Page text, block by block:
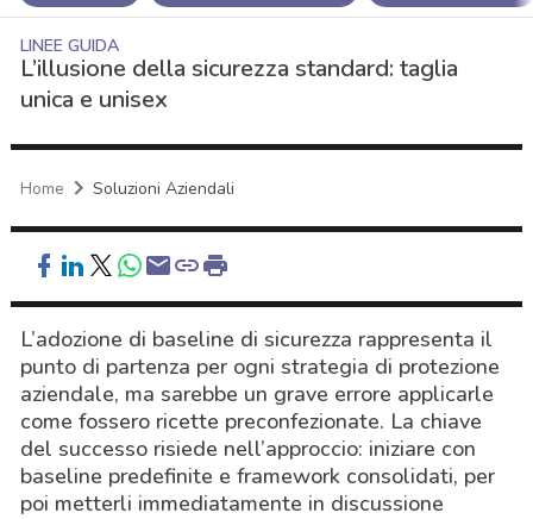
LINEE GUIDA
L’illusione della sicurezza standard: taglia
unica e unisex
Home Soluzioni Aziendali
L’adozione di baseline di sicurezza rappresenta il
punto di partenza per ogni strategia di protezione
aziendale, ma sarebbe un grave errore applicarle
come fossero ricette preconfezionate. La chiave
del successo risiede nell’approccio: iniziare con
baseline predefinite e framework consolidati, per
poi metterli immediatamente in discussione